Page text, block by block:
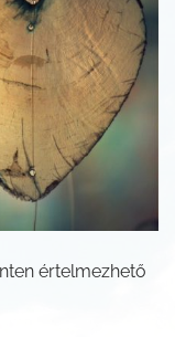
értelmezhető